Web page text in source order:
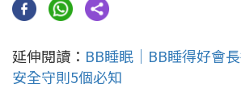
延伸閱讀： BB睡眠｜BB睡得好會
安全守則5個必知